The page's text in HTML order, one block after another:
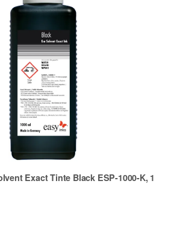
Exact Tinte Black ESP-1000-K, 1